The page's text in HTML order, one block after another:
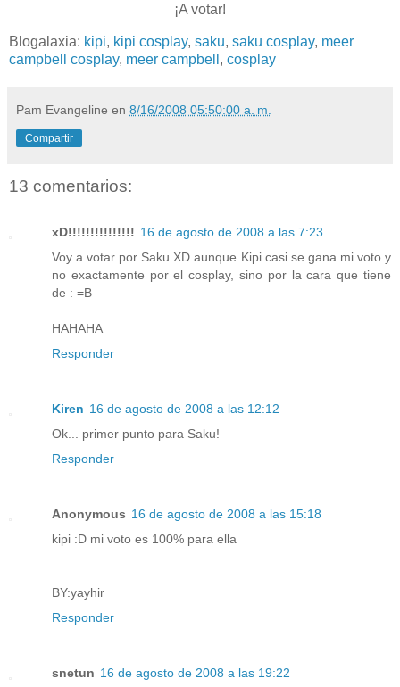
¡A votar!
Blogalaxia: kipi, kipi cosplay, saku, saku cosplay, meer
campbell cosplay, meer campbell , cosplay
Pam Evangeline en 8/16/2008 05:50:00 a. m.
Compartir
13 comentarios:
xD!!!!!!!!!!!!!!! 16 de agosto de 2008 a las 7:23
Voy a votar por Saku XD aunque Kipi casi se gana mi voto y
no exactamente por el cosplay, sino por la cara que tiene
de : =B
HAHAHA
Responder
Kiren 16 de agosto de 2008 a las 12:12
Ok... primer punto para Saku!
Responder
Anonymous 16 de agosto de 2008 a las 15:18
kipi :D mi voto es 100% para ella
BY:yayhir
Responder
snetun 16 de agosto de 2008 a las 19:22